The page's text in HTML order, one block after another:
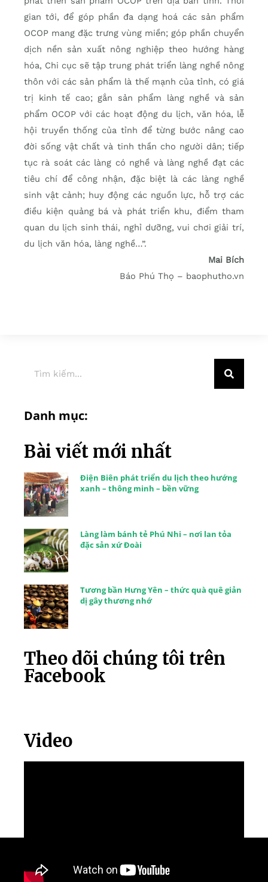
gian tới, để góp phần đa dạng hoá các sản phẩm
OCOP mang đặc trưng vùng miền; góp phần chuyển
dịch nền sản xuất nông nghiệp theo hướng hàng
hóa, Chi cục sẽ tập trung phát triển làng nghề nông
thôn với các sản phẩm là thế mạnh của tỉnh, có giá
trị kinh tế cao; gắn sản phẩm làng nghề và sản
phẩm OCOP với các hoạt động du lịch, văn hóa, lễ
hội truyền thống của tỉnh để từng bước nâng cao
đời sống vật chất và tinh thần cho người dân; tiếp
tục rà soát các làng có nghề và làng nghề đạt các
tiêu chí để công nhận, đặc biệt là các làng nghề
sinh vật cảnh; huy động các nguồn lực, hỗ trợ các
điều kiện quảng bá và phát triển khu, điểm tham
quan du lịch sinh thái, nghỉ dưỡng, vui chơi giải trí,
du lịch văn hóa, làng nghề…”.
Mai Bích
Báo Phú Thọ – baophutho.vn
Danh mục:
Bài viết mới nhất
Điện Biên phát triển du lịch theo hướng
xanh – thông minh – bền vững
Làng làm bánh tẻ Phú Nhi – nơi lan tỏa
đặc sản xứ Đoài
Tương bần Hưng Yên – thức quà quê giản
dị gây thương nhớ
Theo dõi chúng tôi trên
Facebook
Video